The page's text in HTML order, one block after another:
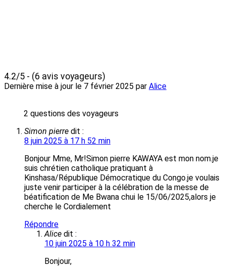
4.2/5 - (6 avis voyageurs)
Dernière mise à jour le 7 février 2025 par Alice
2 questions des voyageurs
Simon pierre dit :
8 juin 2025 à 17 h 52 min
Bonjour Mme, Mr!Simon pierre KAWAYA est mon nom.je
suis chrétien catholique pratiquant à
Kinshasa/République Démocratique du Congo.je voulais
juste venir participer à la célébration de la messe de
béatification de Me Bwana chui le 15/06/2025,alors je
cherche le Cordialement
Répondre
Alice dit :
10 juin 2025 à 10 h 32 min
Bonjour,